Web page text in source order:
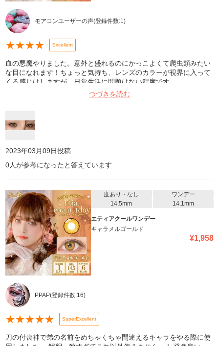
モアコンユーザーの声(登録件数:1)
★★★★ Excellent
血の悪魔やりました。意外と盛れるのにかっこよくて爬虫類みたい
な目になれます！ちょっと気持ち、レンズのカラーが視界に入って
くる感じはしますが、日常生活に問題はない程度です。
つづきを読む
2023年03月09日投稿
0人が参考になったと答えています
度あり・なし
ワンデー
14.5mm
14.1mm
エティアクールワンデー
キャラメルゴールド
¥1,958
PPAP(登録件数:16)
★★★★★ SuperExcellent
刀の付喪神で弟の名前をめちゃくちゃ間違えるキャラをやる際に使